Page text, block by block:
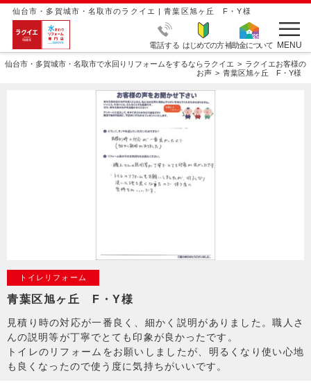
仙台市・多賀城市・名取市のラクイエ | 青葉区旭ヶ丘 F・Y様
電話する はじめての方補助金について MENU
仙台市・多賀城市・名取市で水回りリフォームをするならラクイエ
ラクイエお客様の
お声
青葉区旭ヶ丘 F・Y様
トイレリフォーム
青葉区旭ヶ丘 F・Y様
見積り時の対応が一番良く、細かく説明がありました。職人さ
んの説明等が丁寧でとても印象が良かったです。
トイレのリフォームをお願いしましたが、明るくなり使い心地
も良くなったので使う度に気持ちがいいです。